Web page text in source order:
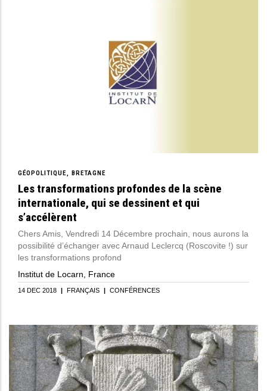
GÉOPOLITIQUE BRETAGNE
Les transformations profondes de la scène
internationale, qui se dessinent et qui
s’accélèrent
Chers Amis, Vendredi 14 Décembre prochain, nous aurons la
possibilité d’échanger avec Arnaud Leclercq (Roscovite !) sur
les transformations profond
Institut de Locarn, France
14 DEC 2018 FRANÇAIS CONFÉRENCES